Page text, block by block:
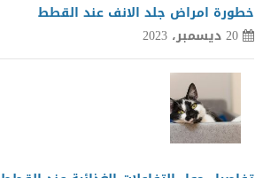
خطورة امراض جلد الانف عند القطط
20 ديسمبر، 2023